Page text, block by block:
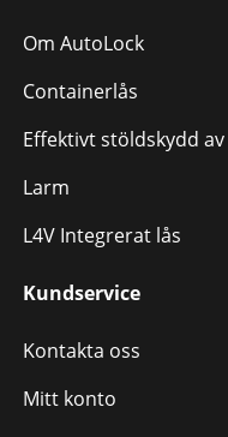
Om AutoLock
Containerlås
Effektivt stöldskydd
Larm
L4V Integrerat lås
Kundservice
Kontakta oss
Mitt konto